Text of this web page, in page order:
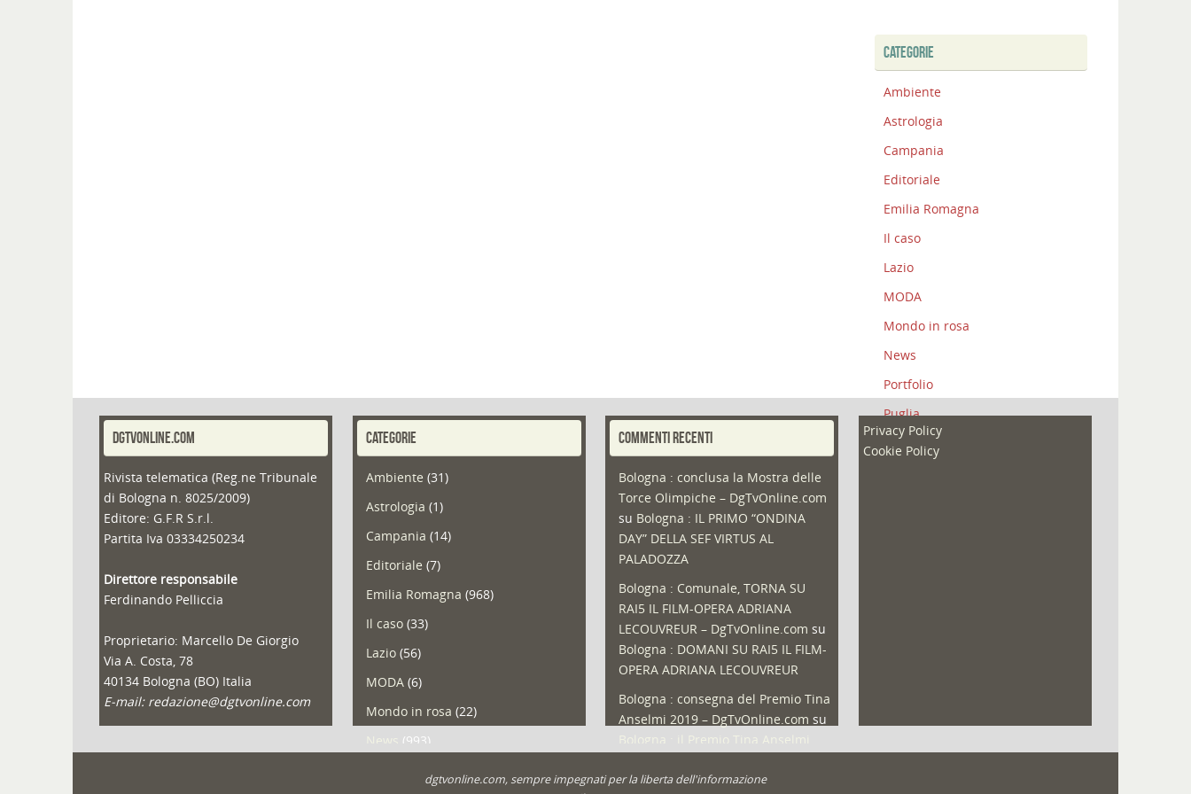
CATEGORIE
Ambiente
Astrologia
Campania
Editoriale
Emilia Romagna
Il caso
Lazio
MODA
Mondo in rosa
News
Portfolio
Puglia
Redazioni
DGTVONLINE.COM
Rivista telematica (Reg.ne Tribunale
di Bologna n. 8025/2009)
Editore: G.F.R S.r.l.
Partita Iva 03334250234
Direttore responsabile
Ferdinando Pelliccia
Proprietario: Marcello De Giorgio
Via A. Costa, 78
40134 Bologna (BO) Italia
E-mail: redazione@dgtvonline.com
CATEGORIE
Ambiente (31)
Astrologia (1)
Campania (14)
Editoriale (7)
Emilia Romagna (968)
Il caso(33)
Lazio(56)
MODA(6)
Mondo in rosa (22)
(993)
COMMENTI RECENTI
Bologna : conclusa la Mostra delle
Torce Olimpiche – DgTvOnline.com
su Bologna : IL PRIMO “ONDINA
DAY” DELLA SEF VIRTUS AL
PALADOZZA
Bologna : Comunale, TORNA SU
RAI5 IL FILM-OPERA ADRIANA
LECOUVREUR – DgTvOnline.com su
Bologna : DOMANI SU RAI5 IL FILM-
OPERA ADRIANA LECOUVREUR
Bologna : consegna del Premio Tina
Anselmi 2019 – DgTvOnline.com su
Privacy Policy
Cookie Policy
dgtvonline.com, sempre impegnati per la liberta dell'informazione